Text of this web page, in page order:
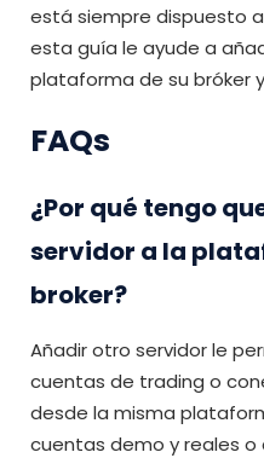
está siempre dispuesto
esta guía le ayude a
plataforma de su bróker
FAQs
¿Por qué tengo
servidor a la
broker?
Añadir otro servidor le
cuentas de trading o
desde la misma
cuentas demo y reales o